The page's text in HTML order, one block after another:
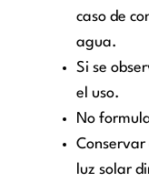
caso de
agua.
Si se
el uso.
No
Conservar
luz solar